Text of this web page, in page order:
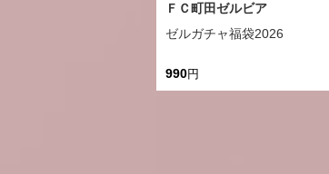
ＦＣ町田ゼルビア
ゼルガチャ福袋2026
990円